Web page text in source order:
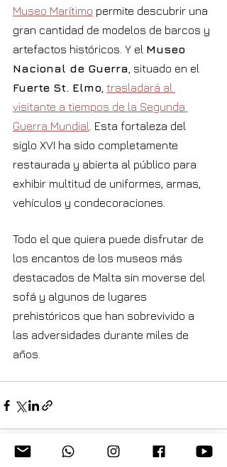
Museo Marítimo permite descubrir una
gran cantidad de modelos de barcos y
artefactos históricos. Y el Museo
Nacional de Guerra , situado en el
Fuerte St. Elmo trasladará al
visitante a tiempos de la Segunda
Guerra Mundial . Esta fortaleza del
siglo XVI ha sido completamente
restaurada y abierta al público para
exhibir multitud de uniformes, armas,
vehículos y condecoraciones.
Todo el que quiera puede disfrutar de
los encantos de los museos más
destacados de Malta sin moverse del
sofá y algunos de lugares
prehistóricos que han sobrevivido a
las adversidades durante miles de
años.